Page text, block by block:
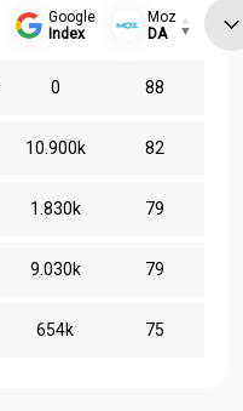
Google
Index
Moz
DA
0 88
10.900k 82
1.830k 79
9.030k 79
654k 75